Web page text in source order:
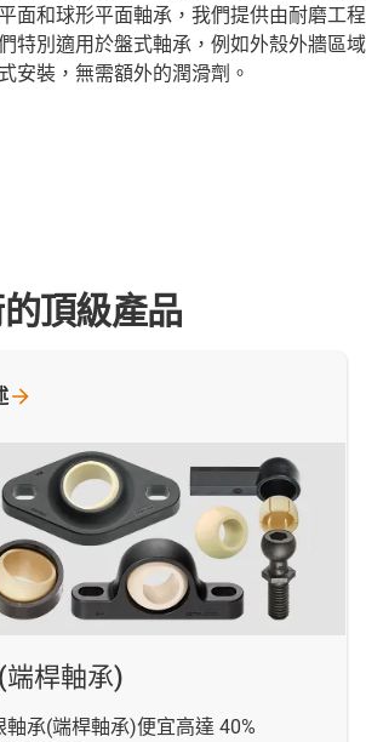
面和球形平面軸承，我們提供由耐磨工
特別適用於盤式軸承，例如外殼外牆區
安裝，無需額外的潤滑劑。
頂級產品
桿軸承)
軸承(端桿軸承)便宜高達 40%